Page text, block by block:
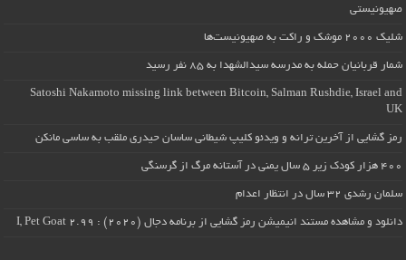
صهیونیستی
شلیک ۲۰۰۰ موشک و راکت به صهیونیست‌ها
شمار قربانیان حمله به مدرسه سیدالشهدا به ۸۵ نفر رسید
Satoshi Nakamoto missing link between Bitcoin, Salman Rushdie, Israel and
UK
رمز گشایی از آخرین ترانه و ویدئو کلیپ شیطانی ساسان حیدری ملقب به ساسی مانکن
۴۰۰ هزار کودک زیر ۵ سال یمنی در آستانه مرگ از گرسنگی
سلمان رشدی ۳۲ سال در انتظار اعدام
دانلود و مشاهده مستند انیمیشن رمز گشایی از برنامه دجال (۲۰۲۰) : I, Pet Goat 2.99